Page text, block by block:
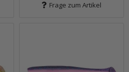
Frage zum Artikel